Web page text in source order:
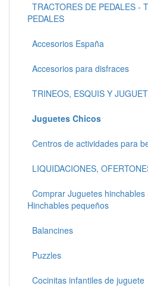
TRACTORES DE PEDALES -
PEDALES
Accesorios España
Accesorios para disfraces
TRINEOS, ESQUIS Y
Juguetes Chicos
Centros de actividades para
LIQUIDACIONES,
Comprar Juguetes
Hinchables pequeños
Balancines
Puzzles
Cocinitas infantiles de juguete